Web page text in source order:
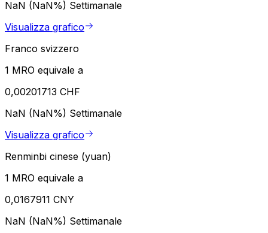
NaN (NaN%) Settimanale
Visualizza grafico
Franco svizzero
1 MRO equivale a
0,00201713 CHF
NaN (NaN%) Settimanale
Visualizza grafico
Renminbi cinese (yuan)
1 MRO equivale a
0,0167911 CNY
NaN (NaN%) Settimanale